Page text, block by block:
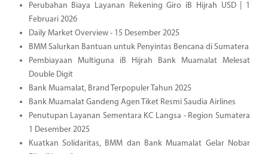
Perubahan Biaya Layanan Rekening Giro iB Hijrah USD | 1
Februari 2026
Daily Market Overview - 15 Desember 2025
BMM Salurkan Bantuan untuk Penyintas Bencana di Sumatera
Pembiayaan Multiguna iB Hijrah Bank Muamalat Melesat
Double Digit
Bank Muamalat, Brand Terpopuler Tahun 2025
Bank Muamalat Gandeng Agen Tiket Resmi Saudia Airlines
Penutupan Layanan Sementara KC Langsa - Region Sumatera
1 Desember 2025
Kuatkan Solidaritas, BMM dan Bank Muamalat Gelar Nobar